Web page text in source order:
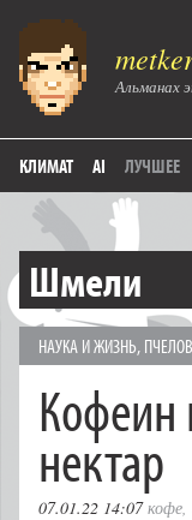
Альманах
КЛИМАТ AI ЛУЧШЕЕ
Шмели
НАУКА И ЖИЗНЬ,
нектар
07.01.22 14:07 кофе,